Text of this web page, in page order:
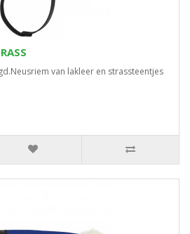
van lakleer en strassteentjes